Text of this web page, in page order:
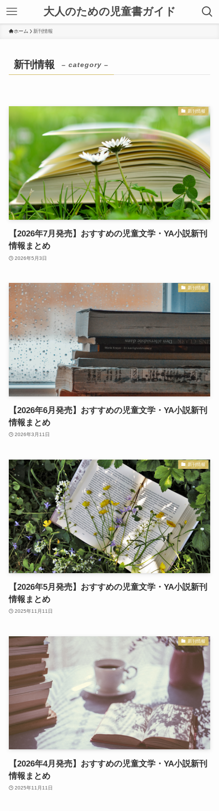
大人のための児童書ガイド
ホーム 新刊情報
新刊情報 – category –
新刊情報
【2026年7月発売】おすすめの児童文学・YA小説新刊
情報まとめ
2026年5月3日
新刊情報
【2026年6月発売】おすすめの児童文学・YA小説新刊
情報まとめ
2026年3月11日
新刊情報
【2026年5月発売】おすすめの児童文学・YA小説新刊
情報まとめ
2025年11月11日
新刊情報
【2026年4月発売】おすすめの児童文学・YA小説新刊
情報まとめ
2025年11月11日